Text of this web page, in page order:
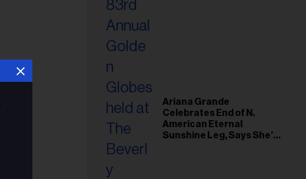
Ariana Grande
Celebrates End of N.
American Eternal
Sunshine Leg, Says She’s